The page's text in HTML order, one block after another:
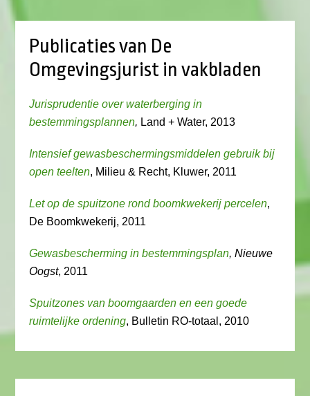
Publicaties van De
Omgevingsjurist in vakbladen
Jurisprudentie over waterberging in
bestemmingsplannen, Land + Water, 2013
Intensief gewasbeschermingsmiddelen gebruik bij
open teelten, Milieu & Recht, Kluwer, 2011
Let op de spuitzone rond boomkwekerij percelen,
De Boomkwekerij, 2011
Gewasbescherming in bestemmingsplan, Nieuwe
Oogst, 2011
Spuitzones van boomgaarden en een goede
ruimtelijke ordening, Bulletin RO-totaal, 2010